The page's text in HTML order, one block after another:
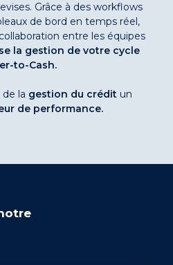
Grâce à des workflows
de bord en temps réel,
entre les équipes
la gestion de votre cycle
to-Cash.
la gestion du crédit un
de performance.